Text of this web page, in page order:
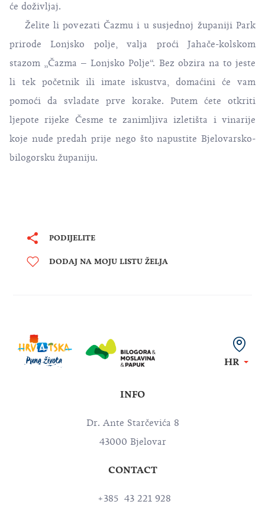
će doživljaj.
Želite li povezati Čazmu i u susjednoj županiji Park
prirode Lonjsko polje, valja proći Jahače-kolskom
stazom „Čazma – Lonjsko Polje“. Bez obzira na to jeste
li tek početnik ili imate iskustva, domaćini će vam
pomoći da svladate prve korake. Putem ćete otkriti
ljepote rijeke Česme te zanimljiva izletišta i vinarije
koje nude predah prije nego što napustite Bjelovarsko-
bilogorsku županiju.
PODIJELITE
DODAJ NA MOJU LISTU ŽELJA
HR
INFO
Dr. Ante Starčevića 8
43000 Bjelovar
CONTACT
+385 43 221 928